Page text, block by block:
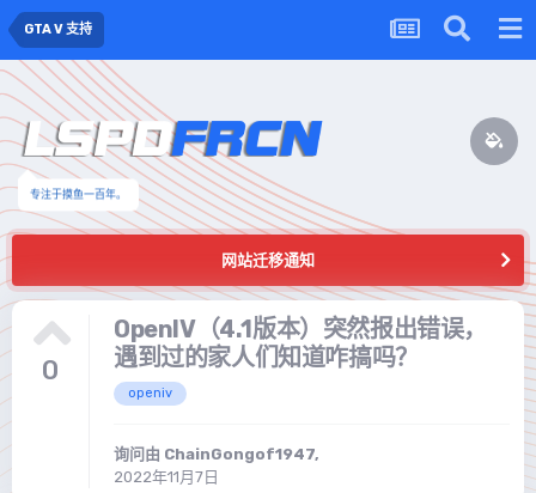
GTA V 支持
专注于摸鱼一百年。
网站迁移通知
0
OpenIV（4.1版本）突然报出错误，
遇到过的家人们知道咋搞吗？
openiv
询问由 ChainGongof1947,
2022年11月7日